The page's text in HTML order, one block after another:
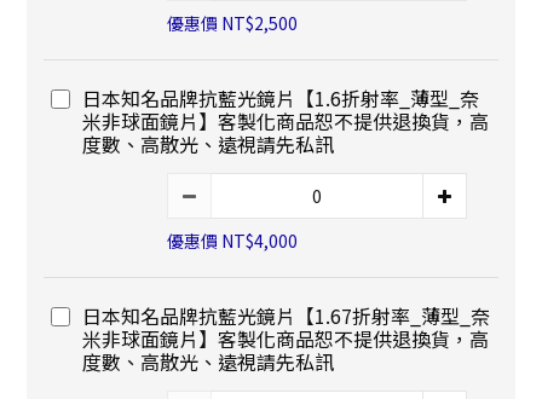
優惠價 NT$2,500
日本知名品牌抗藍光鏡片【1.6折射率_薄型_奈
米非球面鏡片】客製化商品恕不提供退換貨，高
度數、高散光、遠視請先私訊
優惠價 NT$4,000
日本知名品牌抗藍光鏡片【1.67折射率_薄型_奈
米非球面鏡片】客製化商品恕不提供退換貨，高
度數、高散光、遠視請先私訊